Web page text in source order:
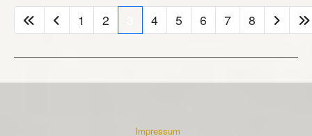
1 2 4 5 6 7 8
Impressum